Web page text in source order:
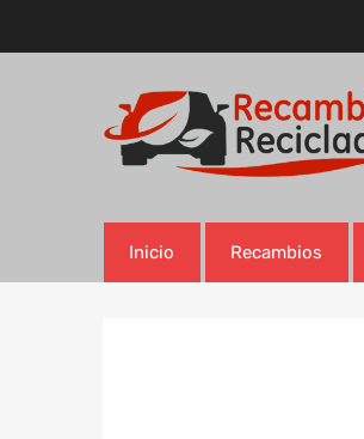
Inicio Recambios